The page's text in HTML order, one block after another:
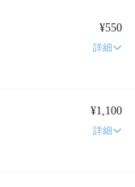
¥550
詳細
¥1,100
詳細